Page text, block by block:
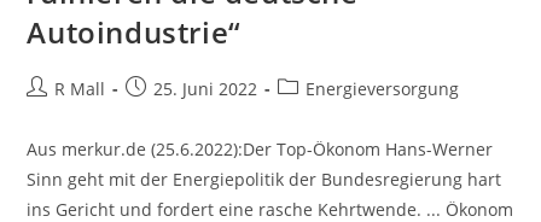
Autoindustrie“
Beitrags-
R Mall
Beitrag25. Juni 2022
Beitrags-
Energieversorgung
Aus merkur.de (25.6.2022):Der Top-Ökonom Hans-Werner
Sinn geht mit der Energiepolitik der Bundesregierung hart
ins Gericht und fordert eine rasche Kehrtwende. ... Ökonom